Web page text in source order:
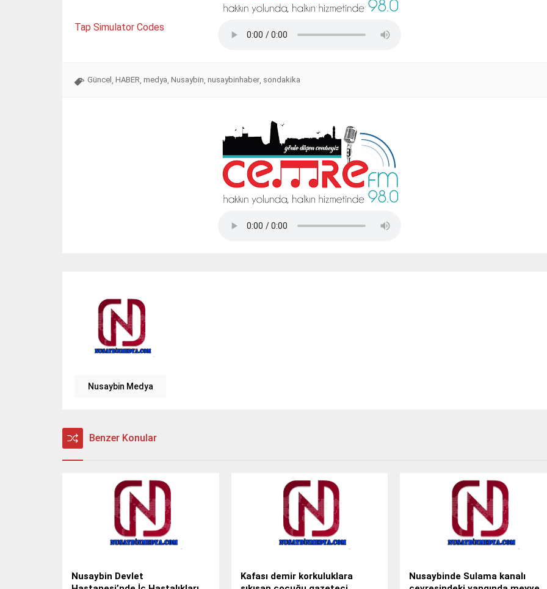
Tap Simulator Codes
Güncel , HABER, medya, Nusaybin, nusaybinhaber, sondakika
Nusaybin Medya
Benzer Konular
Nusaybin Devlet
Kafası demir korkuluklara
Nusaybinde Sulama kanalı